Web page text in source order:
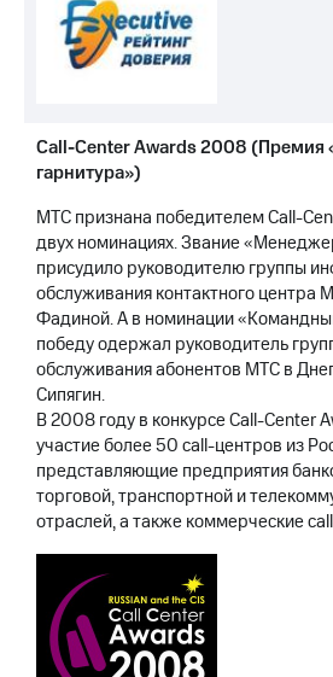
Call-Center Awards 2008 (Премия
гарнитура»)
МТС признана победителем Call-
двух номинациях. Звание
присудило руководителю группы
обслуживания контактного центра
Фадиной. А в номинации
победу одержал руководитель
обслуживания абонентов МТС в
Сипягин.
В 2008 году в конкурсе Call-Center
участие более 50 call-центров из
представляющие предприятия
торговой, транспортной и
отраслей, а также коммерческие